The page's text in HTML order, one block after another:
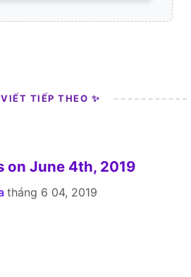
TIẾP THEO ✨
on June 4th, 2019
tháng 6 04, 2019